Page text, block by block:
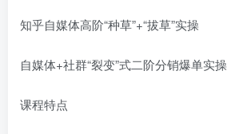
知乎自媒体高阶“种草”+“拔草”实操
自媒体+社群“裂变”式二阶分销爆单实操
课程特点